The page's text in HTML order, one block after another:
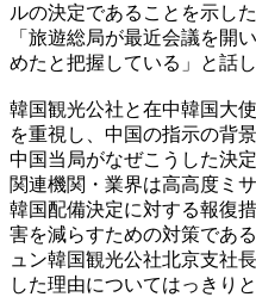
ルの決定であることを示し
「旅遊総局が最近会議を開
めたと把握している」と話し
韓国観光公社と在中韓国大
を重視し、中国の指示の背
中国当局がなぜこうした決
関連機関・業界は高高度ミ
韓国配備決定に対する報復
害を減らすための対策であ
ュン韓国観光公社北京支社
した理由についてはっきり